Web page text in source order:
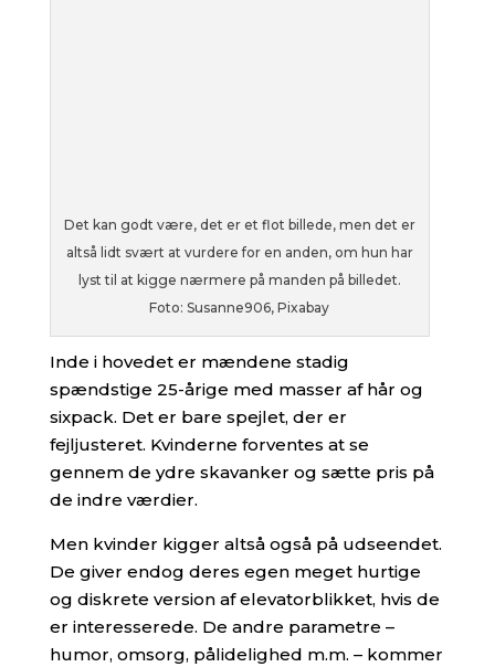
Det kan godt være, det er et flot billede, men det er
altså lidt svært at vurdere for en anden, om hun har
lyst til at kigge nærmere på manden på billedet.
Foto: Susanne906, Pixabay
Inde i hovedet er mændene stadig
spændstige 25-årige med masser af hår og
sixpack. Det er bare spejlet, der er
fejljusteret. Kvinderne forventes at se
gennem de ydre skavanker og sætte pris på
de indre værdier.
Men kvinder kigger altså også på udseendet.
De giver endog deres egen meget hurtige
og diskrete version af elevatorblikket, hvis de
er interesserede. De andre parametre –
humor, omsorg, pålidelighed m.m. – kommer